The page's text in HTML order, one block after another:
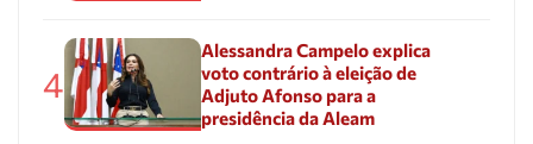
4
Alessandra Campelo explica
voto contrário à eleição de
Adjuto Afonso para a
presidência da Aleam